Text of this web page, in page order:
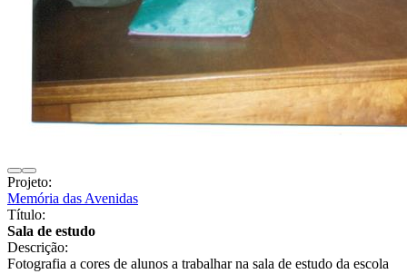
Projeto:
Memória das Avenidas
Título:
Sala de estudo
Descrição:
Fotografia a cores de alunos a trabalhar na sala de estudo da escola